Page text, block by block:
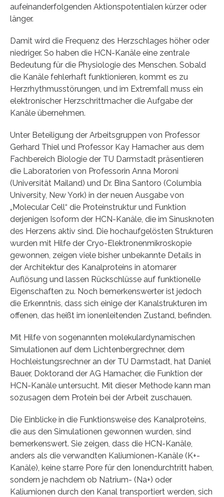
aufeinanderfolgenden Aktionspotentialen kürzer oder
länger.
Damit wird die Frequenz des Herzschlages höher oder
niedriger. So haben die HCN-Kanäle eine zentrale
Bedeutung für die Physiologie des Menschen. Sobald
die Kanäle fehlerhaft funktionieren, kommt es zu
Herzrhythmusstörungen, und im Extremfall muss ein
elektronischer Herzschrittmacher die Aufgabe der
Kanäle übernehmen.
Unter Beteiligung der Arbeitsgruppen von Professor
Gerhard Thiel und Professor Kay Hamacher aus dem
Fachbereich Biologie der TU Darmstadt präsentieren
die Laboratorien von Professorin Anna Moroni
(Universität Mailand) und Dr. Bina Santoro (Columbia
University, New York) in der neuen Ausgabe von
„Molecular Cell“ die Proteinstruktur und Funktion
derjenigen Isoform der HCN-Kanäle, die im Sinusknoten
des Herzens aktiv sind. Die hochaufgelösten Strukturen
wurden mit Hilfe der Cryo-Elektronenmikroskopie
gewonnen, zeigen viele bisher unbekannte Details in
der Architektur des Kanalproteins in atomarer
Auflösung und lassen Rückschlüsse auf funktionelle
Eigenschaften zu. Noch bemerkenswerter ist jedoch
die Erkenntnis, dass sich einige der Kanalstrukturen im
offenen, das heißt im ionenleitenden Zustand, befinden.
Mit Hilfe von sogenannten molekulardynamischen
Simulationen auf dem Lichtenbergrechner, dem
Hochleistungsrechner an der TU Darmstadt, hat Daniel
Bauer, Doktorand der AG Hamacher, die Funktion der
HCN-Kanäle untersucht. Mit dieser Methode kann man
sozusagen dem Protein bei der Arbeit zuschauen.
Die Einblicke in die Funktionsweise des Kanalproteins,
die aus den Simulationen gewonnen wurden, sind
bemerkenswert. Sie zeigen, dass die HCN-Kanäle,
anders als die verwandten Kaliumionen-Kanäle (K+-
Kanäle), keine starre Pore für den Ionendurchtritt haben,
sondern je nachdem ob Natrium- (Na+) oder
Kaliumionen durch den Kanal transportiert werden, sich